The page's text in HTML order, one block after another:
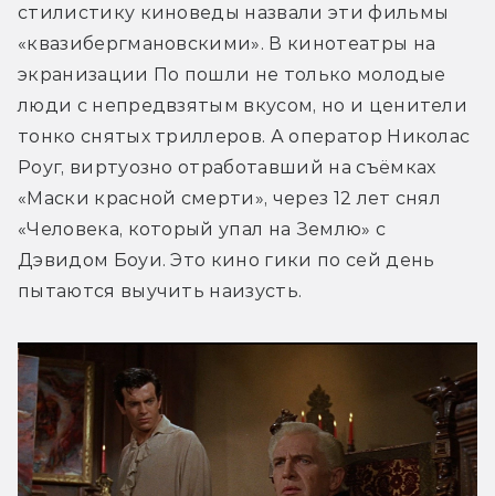
стилистику киноведы назвали эти фильмы
«квазибергмановскими». В кинотеатры на
экранизации По пошли не только молодые
люди с непредвзятым вкусом, но и ценители
тонко снятых триллеров. А оператор Николас
Роуг, виртуозно отработавший на съёмках
«Маски красной смерти», через 12 лет снял
«Человека, который упал на Землю» с
Дэвидом Боуи. Это кино гики по сей день
пытаются выучить наизусть.